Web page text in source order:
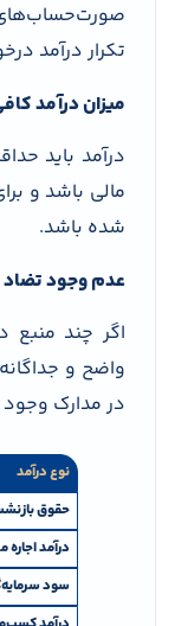
صورت‌حساب‌های
تکرار درآمد
میزان درآمد
درآمد باید
مالی باشد و
شده باشد.
عدم وجود تضاد
اگر چند منبع
واضح و
در مدارک
نوع درآمد
حقوق
درآمد
سود